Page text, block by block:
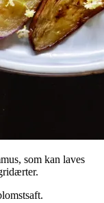
som kan laves